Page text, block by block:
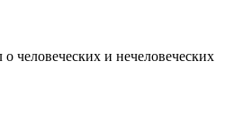
и нечеловеческих